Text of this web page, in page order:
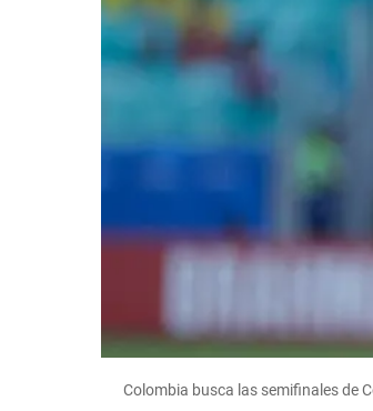
Colombia busca las semifinales de